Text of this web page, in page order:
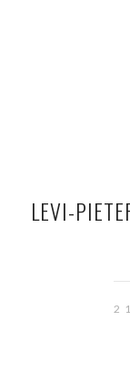
LEVI-